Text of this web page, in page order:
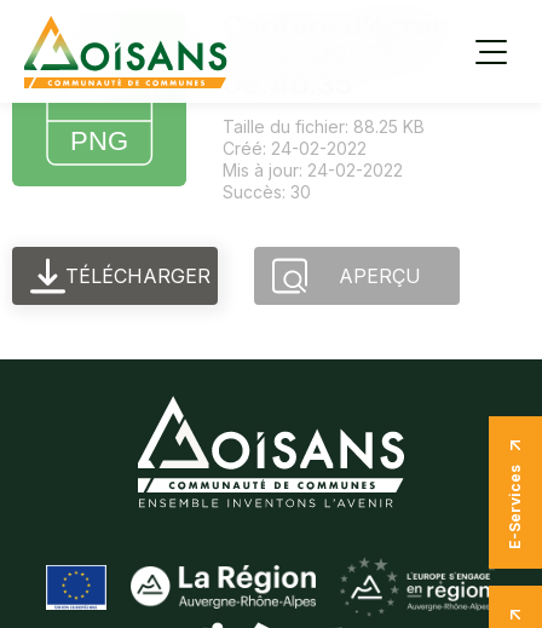
E-Services
2022-02-24 à
09.40.35
Taille du fichier: 88.25 KB
Créé: 24-02-2022
Mis à jour: 24-02-2022
Succès: 30
TÉLÉCHARGER APERÇU